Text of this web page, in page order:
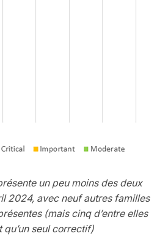
un peu moins des deux
2024, avec neuf autres familles
(mais cinq d’entre elles
qu’un seul correctif)